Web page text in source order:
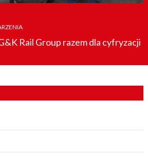
Rail Group razem dla cyfryzacji